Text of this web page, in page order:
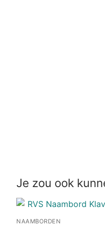
Je zou ook
NAAMBORDEN